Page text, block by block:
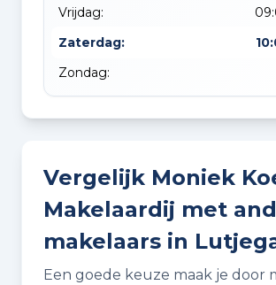
Vrijdag:
Zaterdag:
Zondag:
Vergelijk Moniek
Makelaardij met
makelaars in
Een goede keuze maak je door